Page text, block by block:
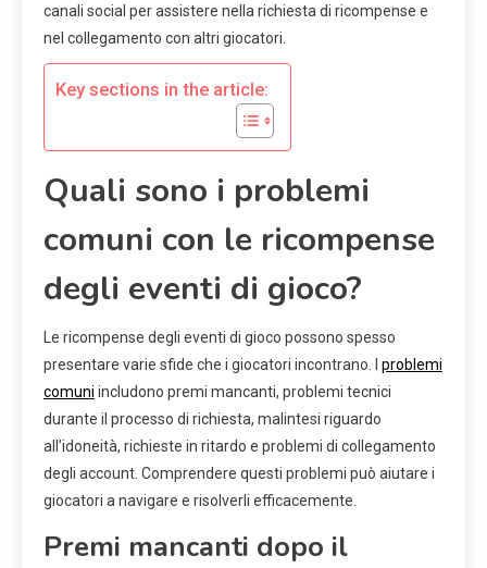
canali social per assistere nella richiesta di ricompense e
nel collegamento con altri giocatori.
Key sections in the article:
Quali sono i problemi
comuni con le ricompense
degli eventi di gioco?
Le ricompense degli eventi di gioco possono spesso
presentare varie sfide che i giocatori incontrano. I problemi
comuni includono premi mancanti, problemi tecnici
durante il processo di richiesta, malintesi riguardo
all’idoneità, richieste in ritardo e problemi di collegamento
degli account. Comprendere questi problemi può aiutare i
giocatori a navigare e risolverli efficacemente.
Premi mancanti dopo il